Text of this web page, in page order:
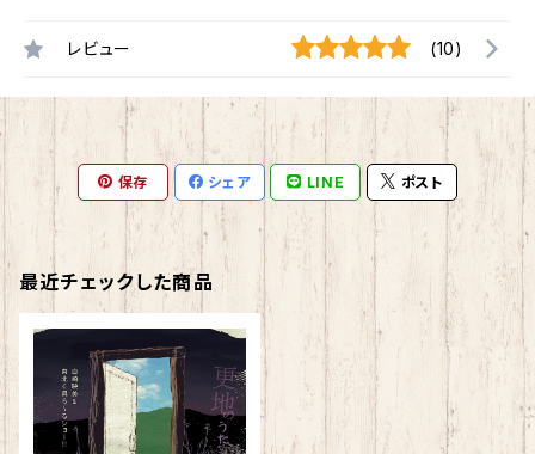
レビュー (10)
保存 シェア LINE ポスト
最近チェックした商品